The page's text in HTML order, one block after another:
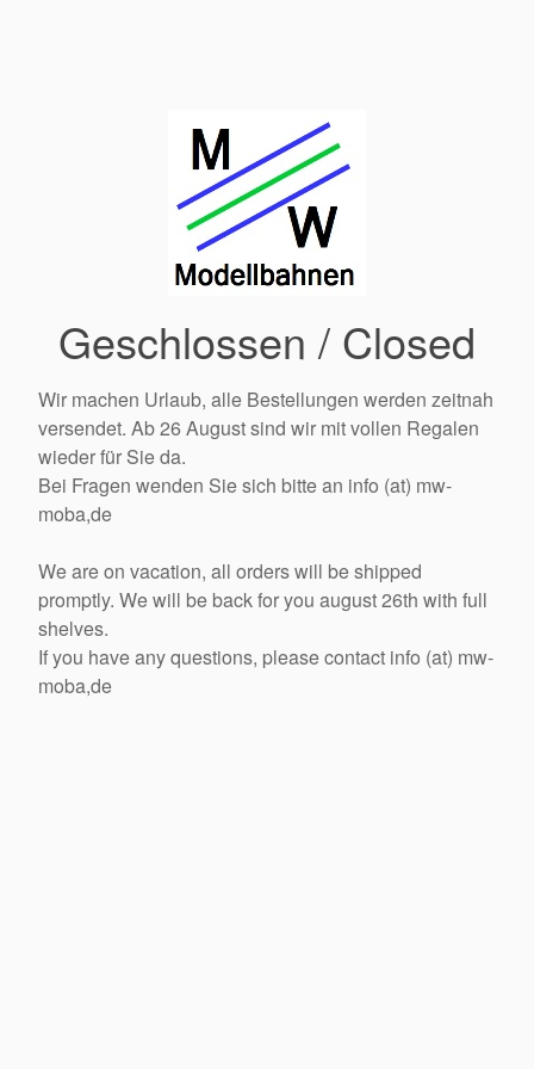
Geschlossen / Closed
Wir machen Urlaub, alle Bestellungen werden zeitnah
versendet. Ab 26 August sind wir mit vollen Regalen
wieder für Sie da.
Bei Fragen wenden Sie sich bitte an info (at) mw-
moba,de
We are on vacation, all orders will be shipped
promptly. We will be back for you august 26th with full
shelves.
If you have any questions, please contact info (at) mw-
moba,de